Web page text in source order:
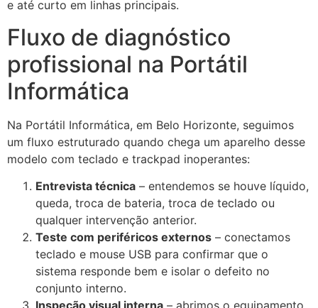
e até curto em linhas principais.
Fluxo de diagnóstico
profissional na Portátil
Informática
Na Portátil Informática, em Belo Horizonte, seguimos
um fluxo estruturado quando chega um aparelho desse
modelo com teclado e trackpad inoperantes:
Entrevista técnica – entendemos se houve líquido,
queda, troca de bateria, troca de teclado ou
qualquer intervenção anterior.
Teste com periféricos externos – conectamos
teclado e mouse USB para confirmar que o
sistema responde bem e isolar o defeito no
conjunto interno.
Inspeção visual interna – abrimos o equipamento